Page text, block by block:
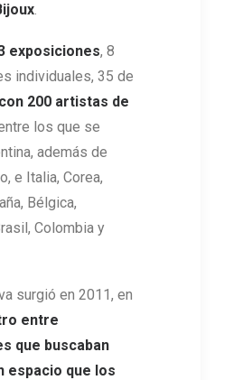
.
exposiciones, 8
individuales, 35 de
con 200 artistas de
los que se
además de
e Italia, Corea,
Bélgica,
Colombia y
surgió en 2011, en
entre
que buscaban
espacio que los